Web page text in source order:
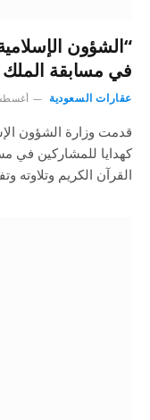
“الشؤون
في مسابقة الملك
عقارات السعودية أغسطس 11,
قدمت وزارة الشؤون
كهدايا للمشاركين في
القرآن الكريم وتلاوته